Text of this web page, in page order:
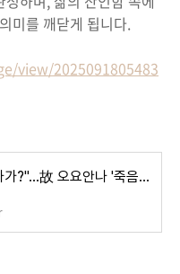
미를 깨닫게 됩니다.
view/2025091805483
"네가 '유퀴즈' 왜 나가?"…故 오요안나 '죽음의 기록', BBC가 공개했다